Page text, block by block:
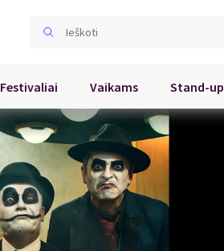
Festivaliai Vaikams Stand-up